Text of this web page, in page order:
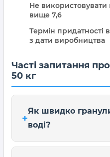
Не використовувати
вище 7,6
Термін придатності
з дати виробництва
Часті запитання
50 кг
Як швидко
воді?